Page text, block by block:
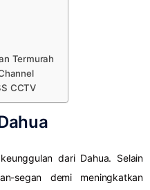
Termurah
CCTV
dari Dahua. Selain
segan demi meningkatkan